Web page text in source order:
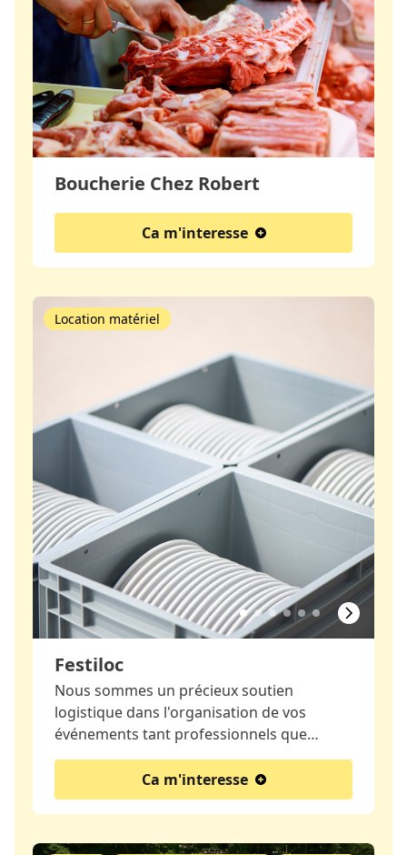
Boucherie Chez Robert
Ca m'interesse
Festiloc
Location matériel
Nous sommes un précieux soutien
logistique dans l'organisation de vos
événements tant professionnels que…
Ca m'interesse